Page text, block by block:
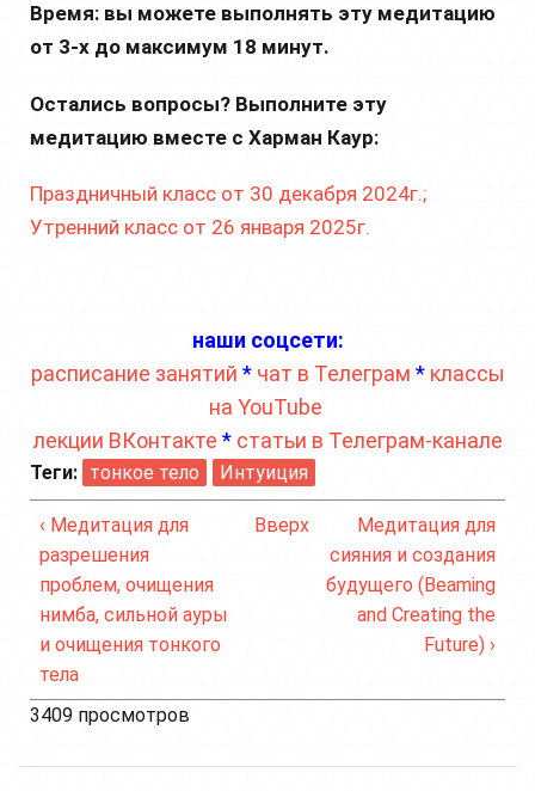
Время: вы можете выполнять эту медитацию
от 3-х до максимум 18 минут.
Остались вопросы? Выполните эту
медитацию вместе с Харман Каур:
Праздничный класс от 30 декабря 2024г.;
Утренний класс от 26 января 2025г.
наши соцсети:
расписание занятий * чат в Телеграм * классы
на YouTube
лекции ВКонтакте * статьи в Телеграм-канале
Теги: тонкое тело Интуиция
‹ Медитация для
разрешения
проблем, очищения
нимба, сильной ауры
и очищения тонкого
тела
Вверх
Медитация для
сияния и создания
будущего (Beaming
and Creating the
Future) ›
3409 просмотров